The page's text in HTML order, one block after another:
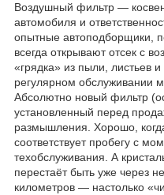
Воздушный фильтр —
автомобиля и
опытные автоподборщики,
всегда открывают отсек с
«грядка» из пыли, листьев
регулярном обслуживании
Абсолютно новый фильтр
установленный перед
размышления. Хорошо,
соответствует пробегу с
техобслуживания. А
перестаёт быть уже через
километров — настолько